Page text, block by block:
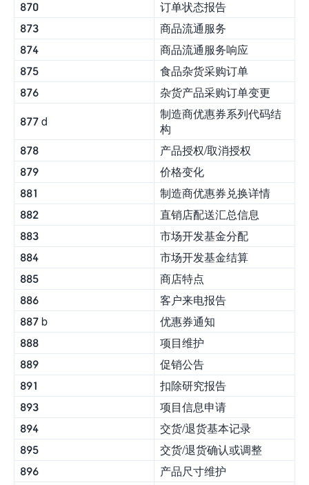
870
订单状态报告
873
商品流通服务
874
商品流通服务响应
875
食品杂货采购订单
876
杂货产品采购订单变更
877 d
制造商优惠券系列代码结
构
878
产品授权/取消授权
879
价格变化
881
制造商优惠券兑换详情
882
直销店配送汇总信息
883
市场开发基金分配
884
市场开发基金结算
885
商店特点
886
客户来电报告
887 b
优惠券通知
888
项目维护
889
促销公告
891
扣除研究报告
893
项目信息申请
894
交货/退货基本记录
895
交货/退货确认或调整
896
产品尺寸维护